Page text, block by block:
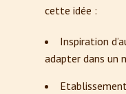
cette idée :
Inspiration
adapter dans un